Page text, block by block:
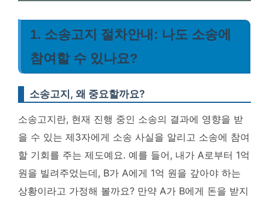
1. 소송고지 절차안내: 나도 소송에
참여할 수 있나요?
소송고지, 왜 중요할까요?
소송고지란, 현재 진행 중인 소송의 결과에 영향을 받
을 수 있는 제3자에게 소송 사실을 알리고 소송에 참여
할 기회를 주는 제도예요. 예를 들어, 내가 A로부터 1억
원을 빌려주었는데, B가 A에게 1억 원을 갚아야 하는
상황이라고 가정해 볼까요? 만약 A가 B에게 돈을 받지